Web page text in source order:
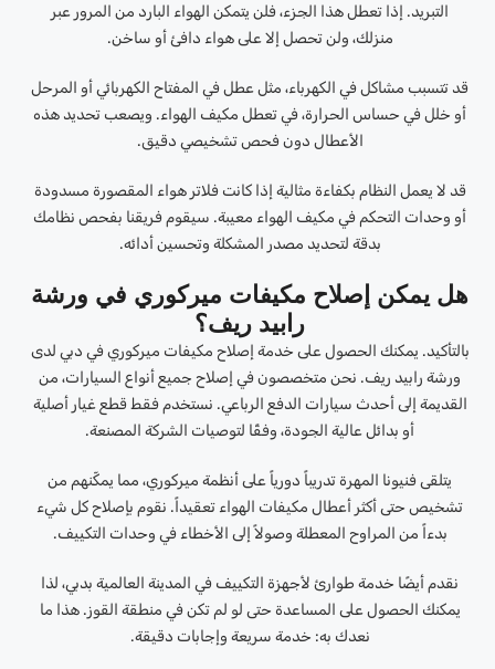
التبريد. إذا تعطل هذا الجزء، فلن يتمكن الهواء البارد من المرور عبر
منزلك، ولن تحصل إلا على هواء دافئ أو ساخن.
قد تتسبب مشاكل في الكهرباء، مثل عطل في المفتاح الكهربائي أو المرحل
أو خلل في حساس الحرارة، في تعطل مكيف الهواء. ويصعب تحديد هذه
الأعطال دون فحص تشخيصي دقيق.
قد لا يعمل النظام بكفاءة مثالية إذا كانت فلاتر هواء المقصورة مسدودة
أو وحدات التحكم في مكيف الهواء معيبة. سيقوم فريقنا بفحص نظامك
بدقة لتحديد مصدر المشكلة وتحسين أدائه.
هل يمكن إصلاح مكيفات ميركوري في ورشة
رابيد ريف؟
بالتأكيد. يمكنك الحصول على خدمة إصلاح مكيفات ميركوري في دبي لدى
ورشة رابيد ريف. نحن متخصصون في إصلاح جميع أنواع السيارات، من
القديمة إلى أحدث سيارات الدفع الرباعي. نستخدم فقط قطع غيار أصلية
أو بدائل عالية الجودة، وفقًا لتوصيات الشركة المصنعة.
يتلقى فنيونا المهرة تدريباً دورياً على أنظمة ميركوري، مما يمكّنهم من
تشخيص حتى أكثر أعطال مكيفات الهواء تعقيداً. نقوم بإصلاح كل شيء
بدءاً من المراوح المعطلة وصولاً إلى الأخطاء في وحدات التكييف.
نقدم أيضًا خدمة طوارئ لأجهزة التكييف في المدينة العالمية بدبي، لذا
يمكنك الحصول على المساعدة حتى لو لم تكن في منطقة القوز. هذا ما
نعدك به: خدمة سريعة وإجابات دقيقة.